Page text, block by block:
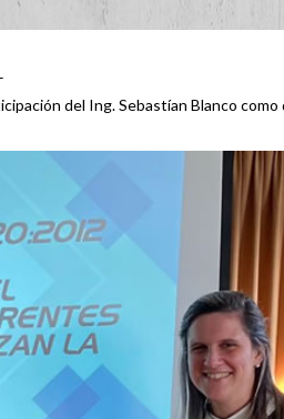
del Ing. Sebastían Blanco